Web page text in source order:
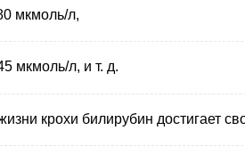
мкмоль/л,
мкмоль/л, и т. д.
крохи билирубин достигает